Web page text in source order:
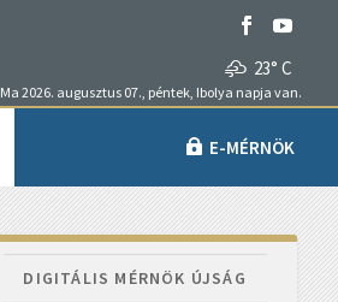
23° C
Ma 2026. augusztus 07., péntek, Ibolya napja van.
E-MÉRNÖK
DIGITÁLIS MÉRNÖK ÚJSÁG